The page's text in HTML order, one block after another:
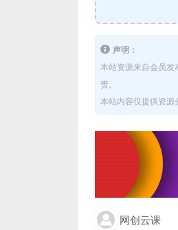
声明：
本站资源来自会员发
责。
本站内容仅提供资
网创云课